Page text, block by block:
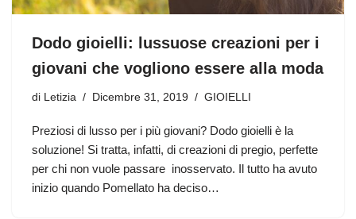
Dodo gioielli: lussuose creazioni per i
giovani che vogliono essere alla moda
di Letizia Dicembre 31, 2019 GIOIELLI
Preziosi di lusso per i più giovani? Dodo gioielli è la
soluzione! Si tratta, infatti, di creazioni di pregio, perfette
per chi non vuole passare inosservato. Il tutto ha avuto
inizio quando Pomellato ha deciso…